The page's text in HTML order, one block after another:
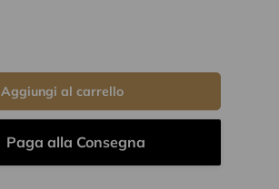
Aggiungi al carrello
Paga alla Consegna